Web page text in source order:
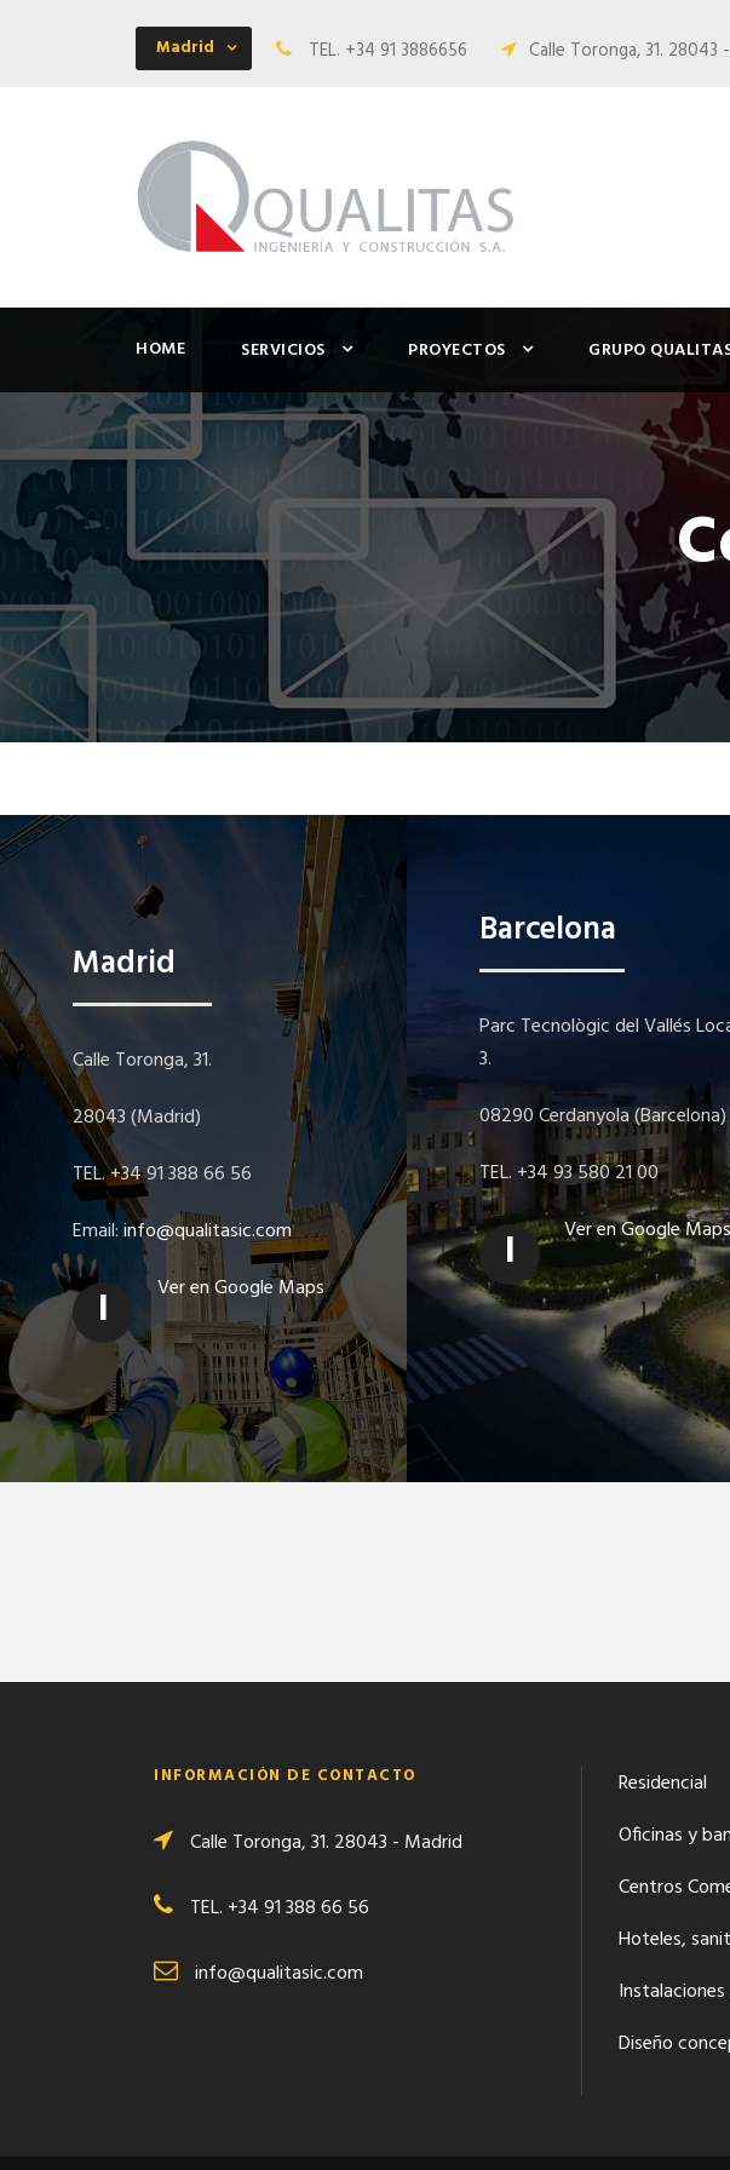
Madrid TEL. +34 91 3886656 Calle Toronga, 31. 28043
HOME SERVICIOS PROYECTOS GRUPO
Madrid
Calle Toronga, 31.
28043 (Madrid)
TEL. +34 91 388 66 56
Email:info@qualitasic.com
I Ver en Google Maps
Barcelona
Parc Tecnològic del Vallés
3.
08290 Cerdanyola (Barcelona)
TEL. +34 93 580 21 00
I Ver en Google Maps
INFORMACIÓN DE CONTACTO
Calle Toronga, 31. 28043 - Madrid
TEL. +34 91 388 66 56
info@qualitasic.com
Residencial
Oficinas y
Centros
Hoteles,
Diseño